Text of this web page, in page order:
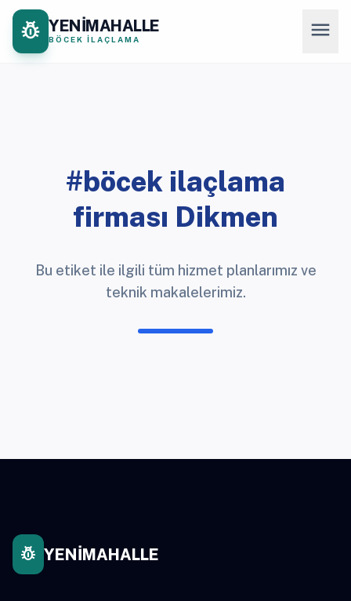
pest_control YENİMAHALLE
BÖCEK İLAÇLAMA menu
#böcek ilaçlama
firması Dikmen
Bu etiket ile ilgili tüm hizmet planlarımız ve
teknik makalelerimiz.
pest_control YENİMAHALLE